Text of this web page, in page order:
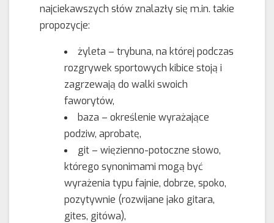
najciekawszych słów znalazły się m.in. takie
propozycje:
żyleta – trybuna, na której podczas
rozgrywek sportowych kibice stoją i
zagrzewają do walki swoich
faworytów,
baza – określenie wyrażające
podziw, aprobatę,
git – więzienno-potoczne słowo,
którego synonimami mogą być
wyrażenia typu fajnie, dobrze, spoko,
pozytywnie (rozwijane jako gitara,
gites, gitówa),